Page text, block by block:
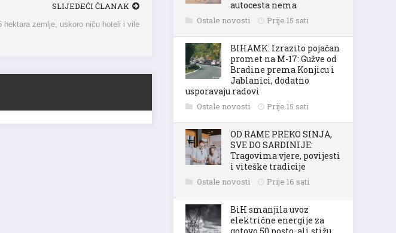
autocesta nema
Ostale novosti Prije 15 sati
BIHAMK: Izrazito pojačan
promet na M-17: Gužve od
Bradine prema Konjicu i
Jablanici, dodatno
usporavaju radovi
Ostale novosti Prije 15 sati
OD RAME PREKO SINJA,
SVE DO SARDINIJE:
Tragovima vjere, povijesti
i viteške tradicije
Ostale novosti Prije 16 sati
BiH smanjila uvoz
električne energije za